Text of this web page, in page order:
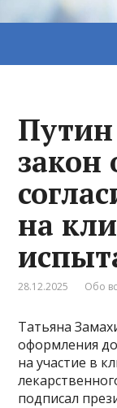
закон
на
28.12.2025 Обо
Татьяна
оформления
на участие в
подписал